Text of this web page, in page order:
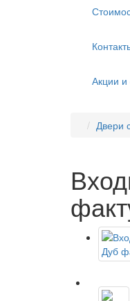
Акции и
Двери